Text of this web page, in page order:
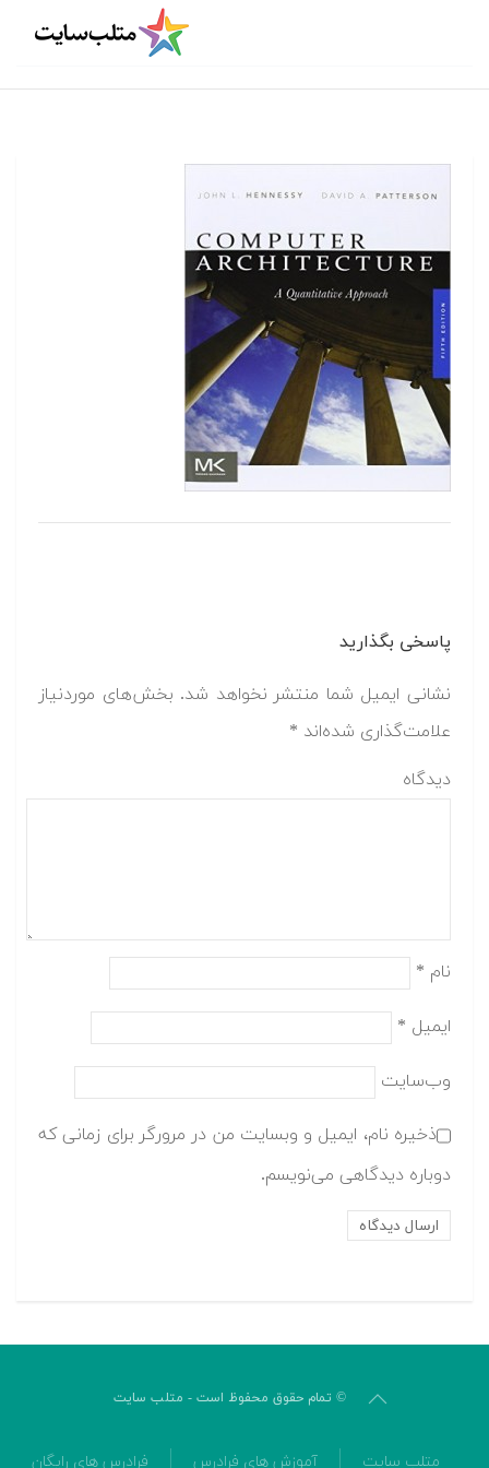
پاسخی بگذارید
نشانی ایمیل شما منتشر نخواهد شد. بخش‌های موردنیاز
علامت‌گذاری شده‌اند *
دیدگاه
نام *
ایمیل *
وب‌سایت
ذخیره نام، ایمیل و وبسایت من در مرورگر برای زمانی که
دوباره دیدگاهی می‌نویسم.
© تمام حقوق محفوظ است - متلب سایت
متلب سایت آموزش های فرادرس فرادرس های رایگان